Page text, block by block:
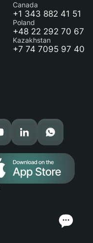
Canada
+1 343 882 41 51
Poland
+48 22 292 70 67
Kazakhstan
+7 74 7095 97 40